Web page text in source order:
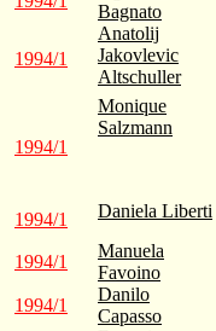
Bagnato
1994/1
Anatolij
Jakovlevic
Altschuller
1994/1
Monique
Salzmann
1994/1 Daniela Liberti
1994/1
Manuela
Favoino
1994/1
Danilo
Capasso